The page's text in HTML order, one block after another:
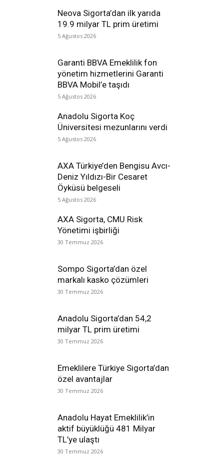
Neova Sigorta’dan ilk yarıda
19.9 milyar TL prim üretimi
5 Ağustos 2026
Garanti BBVA Emeklilik fon
yönetim hizmetlerini Garanti
BBVA Mobil’e taşıdı
5 Ağustos 2026
Anadolu Sigorta Koç
Üniversitesi mezunlarını verdi
5 Ağustos 2026
AXA Türkiye’den Bengisu Avcı-
Deniz Yıldızı-Bir Cesaret
Öyküsü belgeseli
5 Ağustos 2026
AXA Sigorta, CMU Risk
Yönetimi işbirliği
30 Temmuz 2026
Sompo Sigorta’dan özel
markalı kasko çözümleri
30 Temmuz 2026
Anadolu Sigorta’dan 54,2
milyar TL prim üretimi
30 Temmuz 2026
Emeklilere Türkiye Sigorta’dan
özel avantajlar
30 Temmuz 2026
Anadolu Hayat Emeklilik’in
aktif büyüklüğü 481 Milyar
TL’ye ulaştı
30 Temmuz 2026